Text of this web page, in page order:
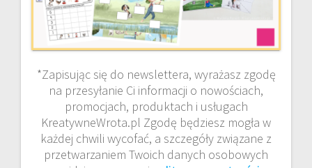
*Zapisując się do newslettera, wyrażasz zgodę
na przesyłanie Ci informacji o nowościach,
promocjach, produktach i usługach
KreatywneWrota.pl Zgodę będziesz mogła w
każdej chwili wycofać, a szczegóły związane z
przetwarzaniem Twoich danych osobowych